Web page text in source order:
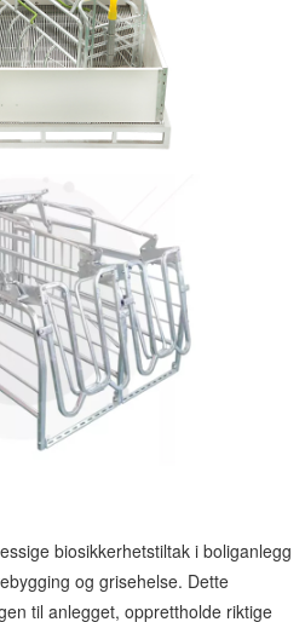
biosikkerhetstiltak i boliganlegg
og grisehelse. Dette
til anlegget, opprettholde riktige